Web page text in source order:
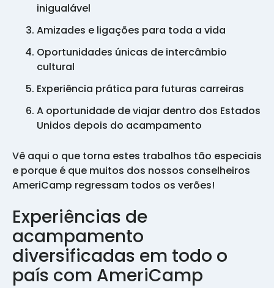
inigualável
Amizades e ligações para toda a vida
Oportunidades únicas de intercâmbio
cultural
Experiência prática para futuras carreiras
A oportunidade de viajar dentro dos Estados
Unidos depois do acampamento
Vê aqui o que torna estes trabalhos tão especiais
e porque é que muitos dos nossos conselheiros
AmeriCamp regressam todos os verões!
Experiências de
acampamento
diversificadas em todo o
país com AmeriCamp